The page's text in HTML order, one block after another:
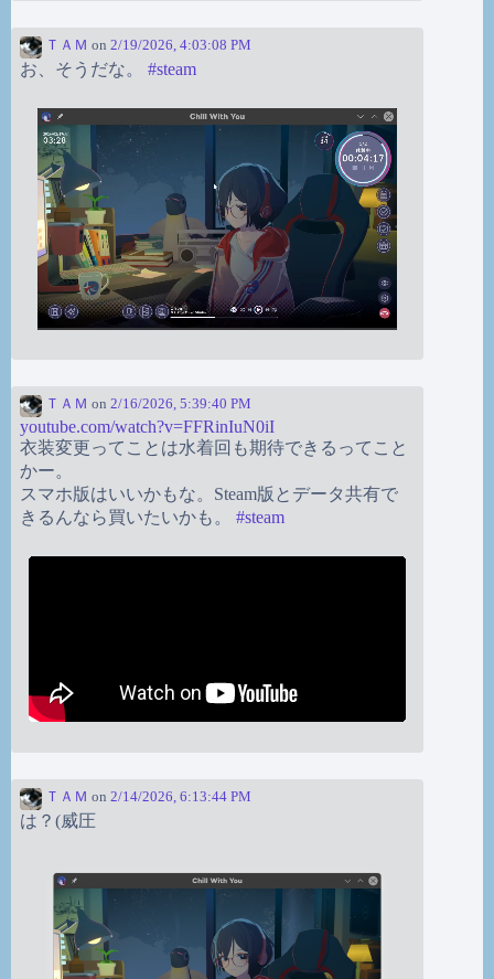
ＴＡＭ on 2/19/2026, 4:03:08 PM
お、そうだな。 #steam
ＴＡＭ on 2/16/2026, 5:39:40 PM
youtube.com/watch?v=FFRinIuN0iI
衣装変更ってことは水着回も期待できるってこと
かー。
スマホ版はいいかもな。Steam版とデータ共有で
きるんなら買いたいかも。 #steam
ＴＡＭ on 2/14/2026, 6:13:44 PM
は？(威圧